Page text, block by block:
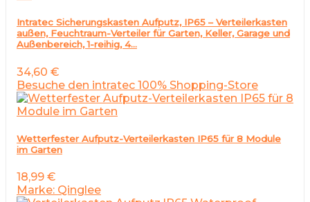
Intratec Sicherungskasten Aufputz, IP65 – Verteilerkasten
außen, Feuchtraum-Verteiler für Garten, Keller, Garage und
Außenbereich, 1-reihig, 4…
34,60 €
Besuche den intratec 100% Shopping-Store
Wetterfester Aufputz-Verteilerkasten IP65 für 8 Module
im Garten
18,99 €
Marke: Qinglee